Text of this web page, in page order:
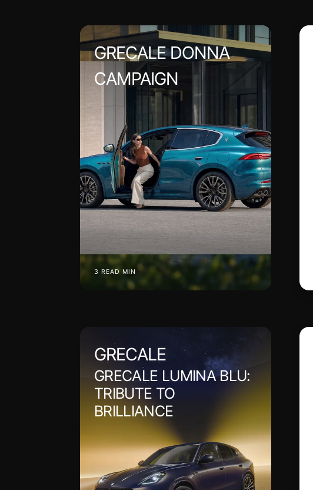
GRECALE DONNA
CAMPAIGN
3 READ MIN
GRECALE
GRECALE LUMINA BLU:
TRIBUTE TO
BRILLIANCE